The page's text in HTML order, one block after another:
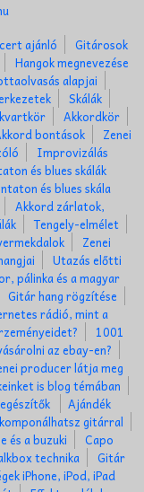
ajánló
Gitárosok
Hangok megnevezése
alapjai
Skálák
Akkordkör
bontások
Zenei
Improvizálás
és blues skálák
és blues skála
Akkord zárlatok,
Tengely-elmélet
Zenei
Utazás előtti
pálinka és a magyar
Gitár hang rögzítése
rádió, mint a
1001
az ebay-en?
producer látja meg
is blog témában
Ajándék
gitárral
és a buzuki
Capo
technika
Gitár
iPhone, iPod, iPad